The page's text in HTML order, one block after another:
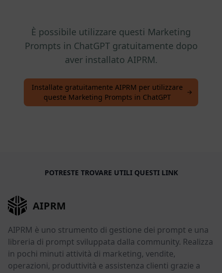
È possibile utilizzare questi Marketing
Prompts in ChatGPT gratuitamente dopo
aver installato AIPRM.
Installate gratuitamente AIPRM per utilizzare
queste Marketing Prompts in ChatGPT
POTRESTE TROVARE UTILI QUESTI LINK
AIPRM
AIPRM è uno strumento di gestione dei prompt e una
libreria di prompt sviluppata dalla community. Realizza
in pochi minuti attività di marketing, vendite,
operazioni, produttività e assistenza clienti grazie a